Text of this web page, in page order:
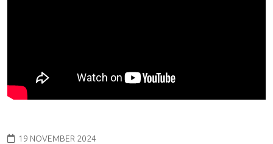
19 NOVEMBER 2024